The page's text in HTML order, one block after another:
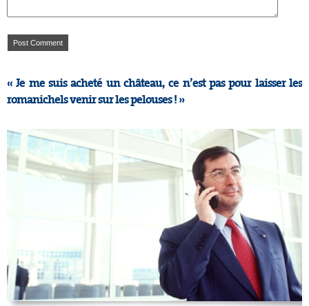
« Je me suis acheté un château, ce n’est pas pour laisser les
romanichels venir sur les pelouses ! »